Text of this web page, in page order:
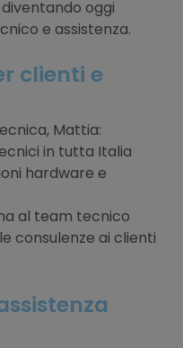
oggi
e assistenza.
clienti e
Mattia:
in tutta Italia
hardware e
al team tecnico
consulenze ai clienti